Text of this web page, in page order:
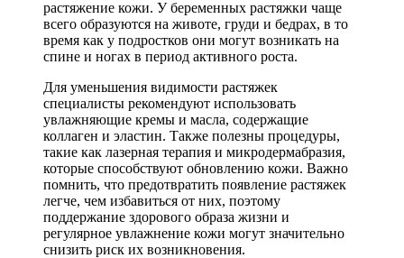
растяжение кожи. У беременных растяжки чаще
всего образуются на животе, груди и бедрах, в то
время как у подростков они могут возникать на
спине и ногах в период активного роста.
Для уменьшения видимости растяжек
специалисты рекомендуют использовать
увлажняющие кремы и масла, содержащие
коллаген и эластин. Также полезны процедуры,
такие как лазерная терапия и микродермабразия,
которые способствуют обновлению кожи. Важно
помнить, что предотвратить появление растяжек
легче, чем избавиться от них, поэтому
поддержание здорового образа жизни и
регулярное увлажнение кожи могут значительно
снизить риск их возникновения.